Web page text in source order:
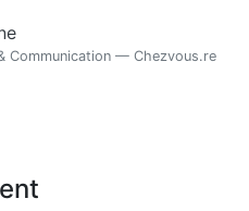
Communication — Chezvous.re